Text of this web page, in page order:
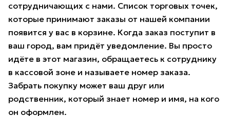
сотрудничающих с нами. Список торговых точек,
которые принимают заказы от нашей компании
появится у вас в корзине. Когда заказ поступит в
ваш город, вам придёт уведомление. Вы просто
идёте в этот магазин, обращаетесь к сотруднику
в кассовой зоне и называете номер заказа.
Забрать покупку может ваш друг или
родственник, который знает номер и имя, на кого
он оформлен.